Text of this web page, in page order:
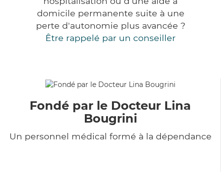
domicile permanente suite à une
perte d'autonomie plus avancée ?
Être rappelé par un conseiller
Fondé par le Docteur Lina
Bougrini
Un personnel médical formé à la dépendance